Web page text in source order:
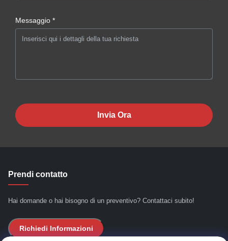
Messaggio *
Invia Ora
Prendi contatto
Hai domande o hai bisogno di un preventivo? Contattaci subito!
Richiedi Informazioni